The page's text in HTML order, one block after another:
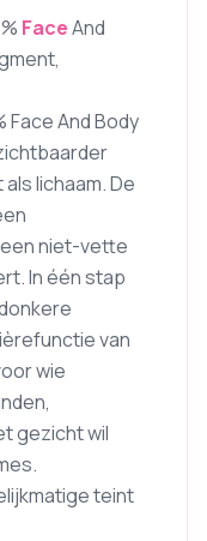
FaceAnd
Face And Body
lichaam. De
niet-vette
In één stap
van
wie
gezicht wil
teint